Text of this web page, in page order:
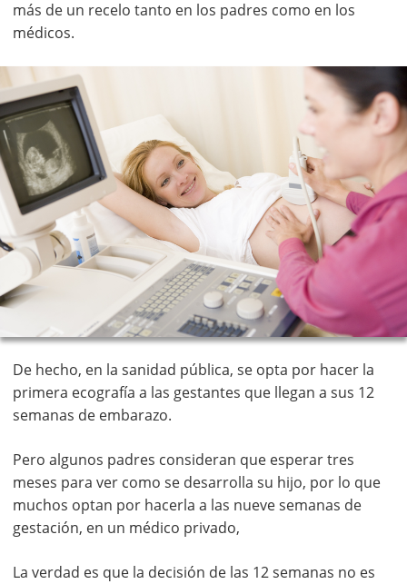
más de un recelo tanto en los padres como en los
médicos.
De hecho, en la sanidad pública, se opta por hacer la
primera ecografía a las gestantes que llegan a sus 12
semanas de embarazo.
Pero algunos padres consideran que esperar tres
meses para ver como se desarrolla su hijo, por lo que
muchos optan por hacerla a las nueve semanas de
gestación, en un médico privado,
La verdad es que la decisión de las 12 semanas no es